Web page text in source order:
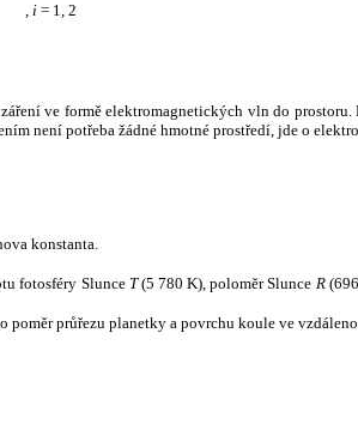
, i = 1, 2
ve formě elektromagnetických vln do
není potřeba žádné hmotné prostředí, jde o
konstanta.
fotosféry Slunce T(5 780 K), poloměr Slunce R
poměr průřezu planetky a povrchu koule ve